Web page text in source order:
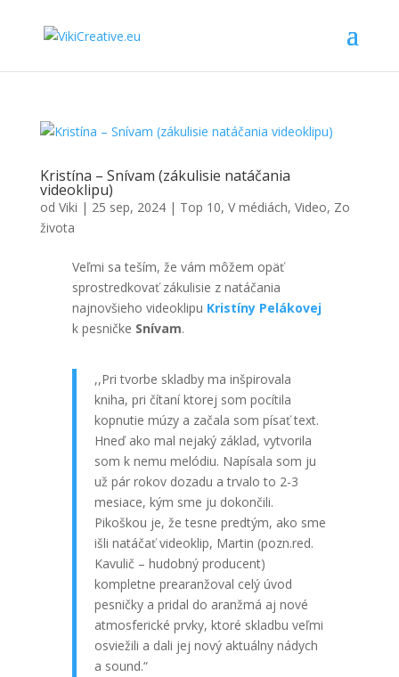
Kristína – Snívam (zákulisie natáčania
videoklipu)
od Viki | 25 sep, 2024| Top 10, V médiách, Video, Zo
života
Veľmi sa teším, že vám môžem opäť
sprostredkovať zákulisie z natáčania
najnovšieho videoklipu Kristíny Pelákovej
k pesničke Snívam.
,,Pri tvorbe skladby ma inšpirovala
kniha, pri čítaní ktorej som pocítila
kopnutie múzy a začala som písať text.
Hneď ako mal nejaký základ, vytvorila
som k nemu melódiu. Napísala som ju
už pár rokov dozadu a trvalo to 2-3
mesiace, kým sme ju dokončili.
Pikoškou je, že tesne predtým, ako sme
išli natáčať videoklip, Martin (pozn.red.
Kavulič – hudobný producent)
kompletne prearanžoval celý úvod
pesničky a pridal do aranžmá aj nové
atmosferické prvky, ktoré skladbu veľmi
osviežili a dali jej nový aktuálny nádych
a sound.“